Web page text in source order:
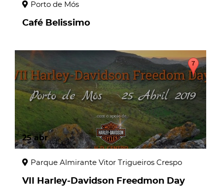
Porto de Mós
Café Belissimo
25 abr
Parque Almirante Vitor Trigueiros Crespo
VII Harley-Davidson Freedmon Day